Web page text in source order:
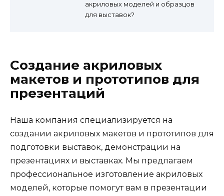
акриловых моделей и образцов
для выставок?
Создание акриловых
макетов и прототипов для
презентаций
Наша компания специализируется на
создании акриловых макетов и прототипов для
подготовки выставок, демонстрации на
презентациях и выставках. Мы предлагаем
профессиональное изготовление акриловых
моделей, которые помогут вам в презентации